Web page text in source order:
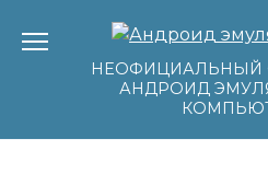
содержаниюНЕОФИЦИАЛЬНЫЙ
АНДРОИД